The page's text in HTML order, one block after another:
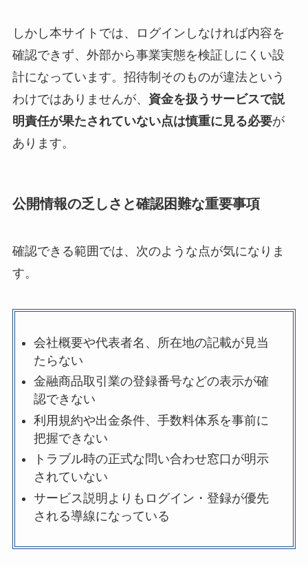
しかし本サイトでは、ログインしなければ内容を
確認できず、外部から事業実態を検証しにくい設
計になっています。招待制そのものが違法という
わけではありませんが、 資金を扱うサービスで説
明責任が果たされていない点は慎重に見る必要が
あります。
公開情報の乏しさと確認困難な重要事項
確認できる範囲では、次のような点が気になりま
す。
会社概要や代表者名、所在地の記載が見当
たらない
金融商品取引業の登録番号などの表示が確
認できない
利用規約や出金条件、手数料体系を事前に
把握できない
トラブル時の正式な問い合わせ窓口が明示
されていない
サービス説明よりもログイン・登録が優先
される導線になっている